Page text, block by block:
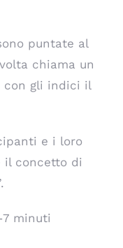
puntate al
chiama un
con gli indici il
e i loro
il concetto di
minuti